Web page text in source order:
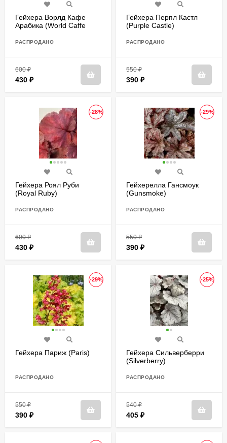
Гейхера Ворлд Кафе
Арабика (World Caffe
РАСПРОДАНО
600₽
430 ₽
Гейхера Перпл Кастл
(Purple Castle)
РАСПРОДАНО
550₽
390 ₽
-28%
Гейхера Роял Руби
(Royal Ruby)
РАСПРОДАНО
600₽
430 ₽
-29%
Гейхерелла Гансмоук
(Gunsmoke)
РАСПРОДАНО
550₽
390 ₽
-29%
Гейхера Париж (Paris)
РАСПРОДАНО
550₽
390 ₽
-25%
Гейхера Сильверберри
(Silverberry)
РАСПРОДАНО
540₽
405 ₽